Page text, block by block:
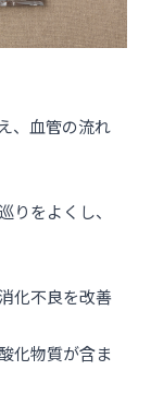
、血管の流れ
りをよくし、
化不良を改善
化物質が含ま